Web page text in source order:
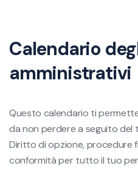
Calendario
amministrativi
Questo calendario ti
da non perdere a seguito del
Diritto di opzione, procedure
conformità per tutto il tuo